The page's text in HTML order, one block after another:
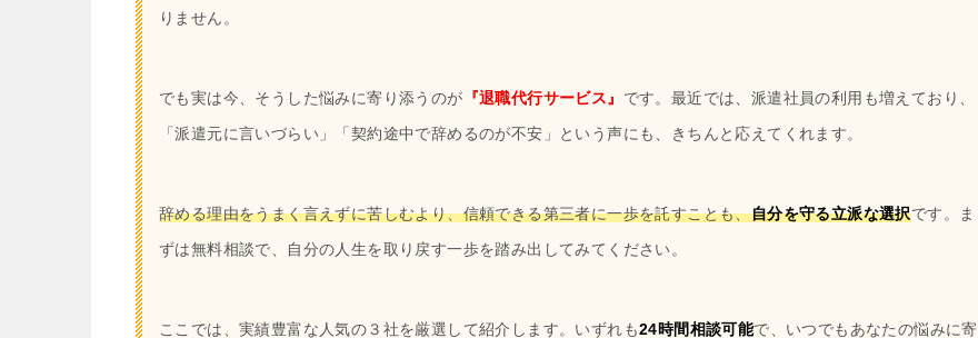
りません。
でも実は今、そうした悩みに寄り添うのが 『退職代行サービス』 です。最近では、派遣社員の利用も増えており、
「派遣元に言いづらい」「契約途中で辞めるのが不安」という声にも、きちんと応えてくれます。
辞める理由をうまく言えずに苦しむより、信頼できる第三者に一歩を託すことも、自分を守る立派な選択です。ま
ずは無料相談で、自分の人生を取り戻す一歩を踏み出してみてください。
ここでは、実績豊富な人気の３社を厳選して紹介します。いずれも24時間相談可能で、いつでもあなたの悩みに寄